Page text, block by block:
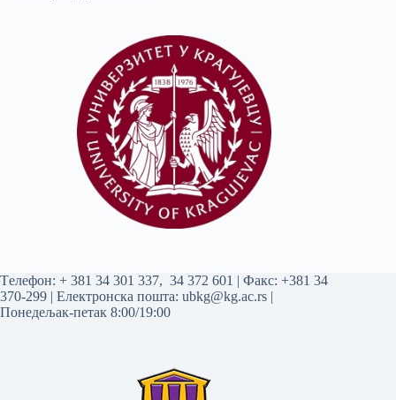
Tелефон: + 381 34 301 337, 34 372 601 | Факс: +381 34
370-299 | Електронска пошта: ubkg@kg.ac.rs |
Понедељак-петак 8:00/19:00